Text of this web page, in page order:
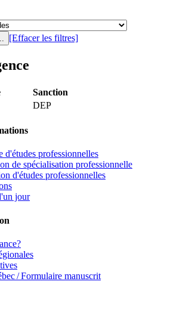
[Effacer les filtres]
Sanction
DEP
d'études professionnelles
de spécialisation professionnelle
d'études professionnelles
jour
/ Formulaire manuscrit